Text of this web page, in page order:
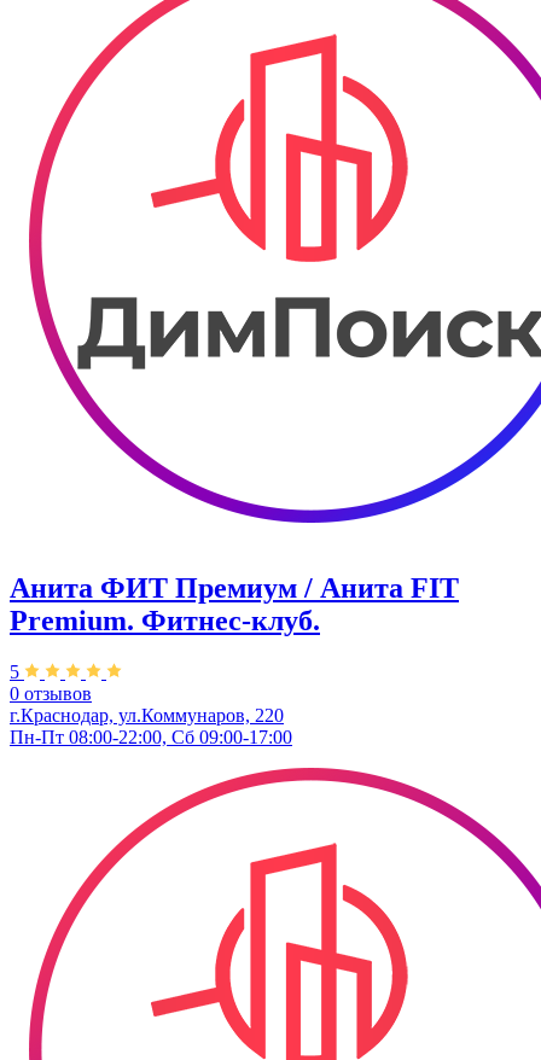
Анита ФИТ Премиум / Анита FIT
Premium. Фитнес-клуб.
5
0 отзывов
г.Краснодар, ул.Коммунаров, 220
Пн-Пт 08:00-22:00, Сб 09:00-17:00